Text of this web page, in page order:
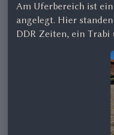
Am Uferbereich ist
angelegt. Hier
DDR Zeiten, ein